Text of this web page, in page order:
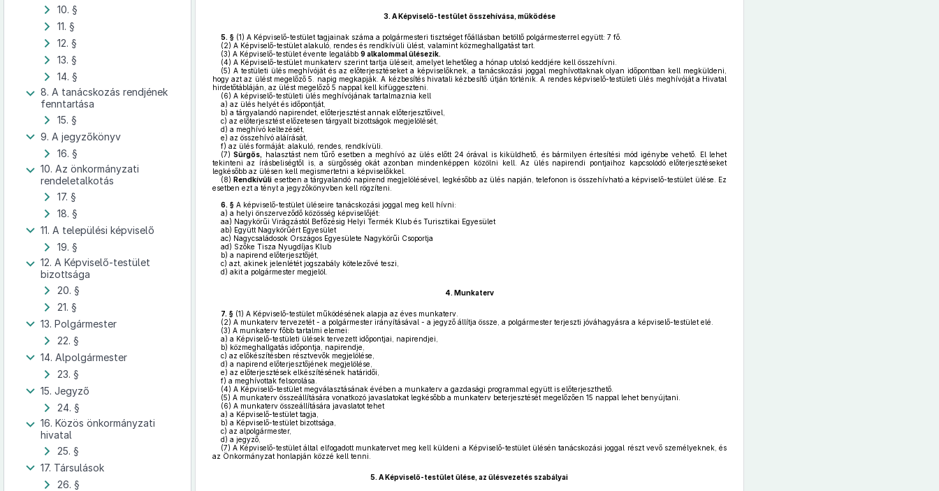
10. §
11. §
12. §
13. §
14. §
8. A tanácskozás rendjének
fenntartása
15. §
9. A jegyzőkönyv
16. §
10. Az önkormányzati
rendeletalkotás
17. §
18. §
11. A települési képviselő
19. §
12. A Képviselő-testület
bizottsága
20. §
21. §
13. Polgármester
22. §
14. Alpolgármester
23. §
15. Jegyző
24. §
16. Közös önkormányzati
hivatal
25. §
17. Társulások
26. §
3. A Képviselő-testület összehívása, működése
5. §(1) A Képviselő-testület tagjainak száma a polgármesteri tisztséget főállásban betöltő polgármesterrel együtt: 7 fő.
(2) A Képviselő-testület alakuló, rendes és rendkívüli ülést, valamint közmeghallgatást tart.
(3) A Képviselő-testület évente legalább 9 alkalommal ülésezik.
(4) A Képviselő-testület munkaterv szerint tartja üléseit, amelyet lehetőleg a hónap utolsó keddjére kell összehívni.
(5) A testületi ülés meghívóját és az előterjesztéseket a képviselőknek, a tanácskozási joggal meghívottaknak olyan időpontban kell megküldeni,
hogy azt az ülést megelőző 5. napig megkapják. A kézbesítés hivatali kézbesítő útján történik. A rendes képviselő-testületi ülés meghívóját a Hivatal
hirdetőtábláján, az ülést megelőző 5 nappal kell kifüggeszteni.
(6) A képviselő-testületi ülés meghívójának tartalmaznia kell
a) az ülés helyét és időpontját,
b) a tárgyalandó napirendet, előterjesztést annak előterjesztőivel,
c) az előterjesztést előzetesen tárgyalt bizottságok megjelölését,
d) a meghívó keltezését,
e) az összehívó aláírását,
f) az ülés formáját: alakuló, rendes, rendkívüli.
(7) Sürgős, halasztást nem tűrő esetben a meghívó az ülés előtt 24 órával is kiküldhető, és bármilyen értesítési mód igénybe vehető. El lehet
tekinteni az írásbeliségtől is, a sürgősség okát azonban mindenképpen közölni kell. Az ülés napirendi pontjaihoz kapcsolódó előterjesztéseket
legkésőbb az ülésen kell megismertetni a képviselőkkel.
(8) Rendkívüli esetben a tárgyalandó napirend megjelölésével, legkésőbb az ülés napján, telefonon is összehívható a képviselő-testület ülése. Ez
esetben ezt a tényt a jegyzőkönyvben kell rögzíteni.
6. §A képviselő-testület üléseire tanácskozási joggal meg kell hívni:
a) a helyi önszerveződő közösség képviselőjét:
aa) Nagykörűi Virágzástól Befőzésig Helyi Termék Klub és Turisztikai Egyesület
ab) Együtt Nagykörűért Egyesület
ac) Nagycsaládosok Országos Egyesülete Nagykörűi Csoportja
ad) Szőke Tisza Nyugdíjas Klub
b) a napirend előterjesztőjét,
c) azt, akinek jelenlétét jogszabály kötelezővé teszi,
d) akit a polgármester megjelöl.
4. Munkaterv
7. §(1) A Képviselő-testület működésének alapja az éves munkaterv.
(2) A munkaterv tervezetét - a polgármester irányításával - a jegyző állítja össze, a polgármester terjeszti jóváhagyásra a képviselő-testület elé.
(3) A munkaterv főbb tartalmi elemei:
a) a Képviselő-testületi ülések tervezett időpontjai, napirendjei,
b) közmeghallgatás időpontja, napirendje,
c) az előkészítésben résztvevők megjelölése,
d) a napirend előterjesztőjének megjelölése,
e) az előterjesztések elkészítésének határidői,
f) a meghívottak felsorolása.
(4) A Képviselő-testület megválasztásának évében a munkaterv a gazdasági programmal együtt is előterjeszthető.
(5) A munkaterv összeállítására vonatkozó javaslatokat legkésőbb a munkaterv beterjesztését megelőzően 15 nappal lehet benyújtani.
(6) A munkaterv összeállítására javaslatot tehet
a) a Képviselő-testület tagja,
b) a Képviselő-testület bizottsága,
c) az alpolgármester,
d) a jegyző,
(7) A Képviselő-testület által elfogadott munkatervet meg kell küldeni a Képviselő-testület ülésén tanácskozási joggal részt vevő személyeknek, és
az Önkormányzat honlapján közzé kell tenni.
5. A Képviselő-testület ülése, az ülésvezetés szabályai